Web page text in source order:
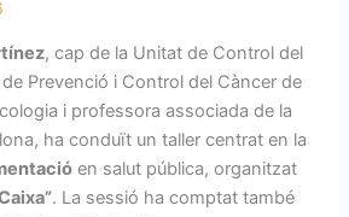
, cap de la Unitat de Control del
Prevenció i Control del Càncer de
i professora associada de la
ha conduït un taller centrat en la
en salut pública, organitzat
. La sessió ha comptat també